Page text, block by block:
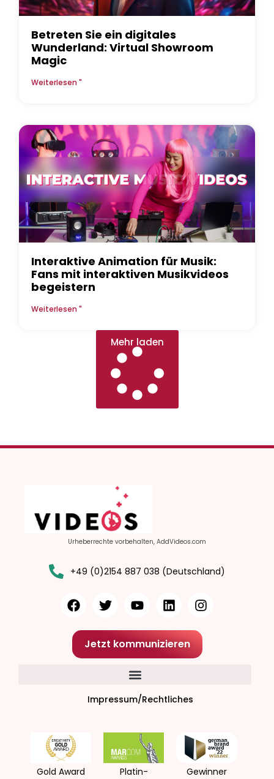
Betreten Sie ein digitales
Wunderland: Virtual Showroom
Magic
Weiterlesen "
Interaktive Animation für Musik:
Fans mit interaktiven Musikvideos
begeistern
Weiterlesen "
Mehr laden
Urheberrechte vorbehalten, AddVideos.com
+49 (0)2154 887 038 (Deutschland)
Jetzt kommunizieren
Impressum/Rechtliches
Gold Award Platin- Gewinner